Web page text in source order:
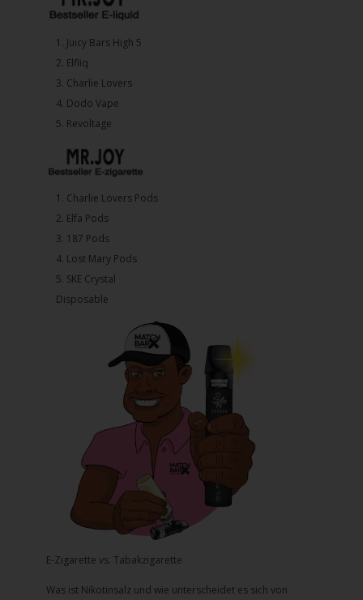
1.⁠ ⁠Juicy Bars High 5
2.⁠ ⁠⁠Elfliq
3.⁠ ⁠⁠Charlie Lovers
4.⁠ ⁠⁠Dodo Vape
5. ⁠Revoltage
1.⁠ ⁠Charlie Lovers Pods
2.⁠ ⁠⁠Elfa Pods
3.⁠ ⁠⁠187 Pods
4.⁠ ⁠⁠Lost Mary Pods
5.⁠ ⁠⁠SKE Crystal
Disposable
E-Zigarette vs. Tabakzigarette
Was ist Nikotinsalz und wie unterscheidet es sich von